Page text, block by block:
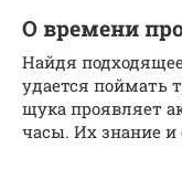
О времени
Найдя
удается поймать
щука проявляет
часы. Их знание и